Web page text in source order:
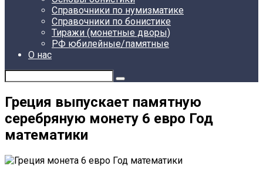
Справочники по нумизматике
Справочники по бонистике
Тиражи (монетные дворы)
РФ юбилейные/памятные
О нас
Греция выпускает памятную
серебряную монету 6 евро Год
математики